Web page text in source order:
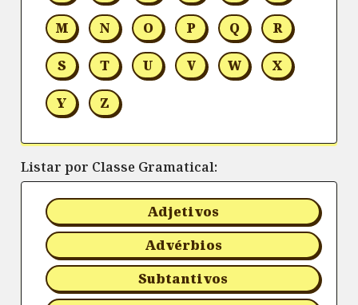
M N O P Q R
S T U V W X
Y Z
Listar por Classe Gramatical:
Adjetivos
Advérbios
Subtantivos